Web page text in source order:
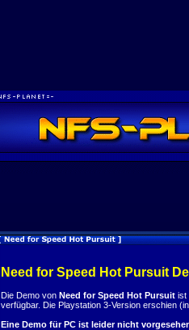
Need for Speed Hot Pursuit
Die Demo von Need for Speed Hot Pursuit ist
verfügbar. Die Playstation 3-Version erschien
Eine Demo für PC ist leider nicht